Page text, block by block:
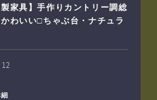
製家具】手作りカントリー調総
わいい□ちゃぶ台・ナチュラ